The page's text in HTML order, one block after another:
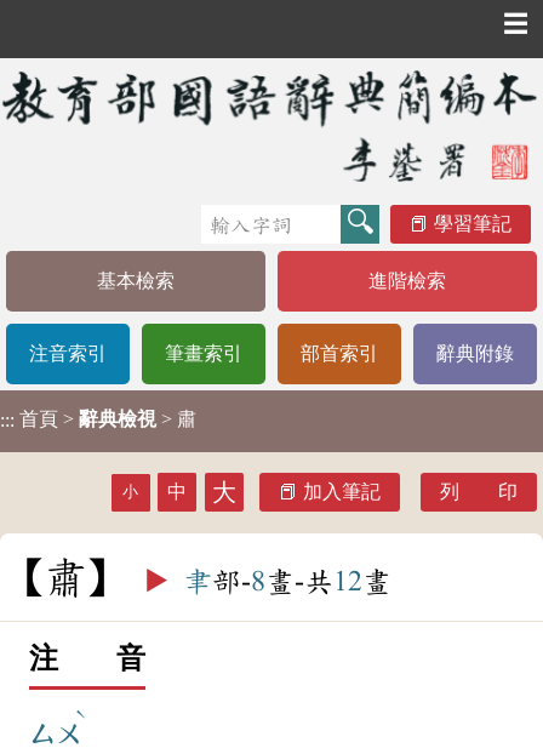
☰
學習筆記
基本檢索 進階檢索
注音索引 筆畫索引 部首索引 辭典附錄
::: 首頁 > 辭典檢視 > 肅
小 中 大 加入筆記 列 印
肅 ▶️ 聿部-8畫-共 12畫
注 音
ㄙㄨ
ˋ